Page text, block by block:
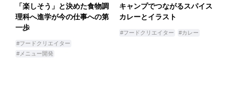
「楽しそう」と決めた食物調
理科へ進学が今の仕事への第
一歩
#フードクリエイター
#メニュー開発
キャンプでつながるスパイス
カレーとイラスト
#フードクリエイター #カレー